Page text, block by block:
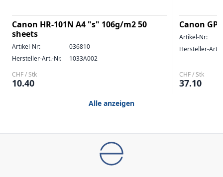
Canon HR-101N A4 "s" 106g/m2 50
sheets
Artikel-Nr:
036810
Hersteller-Art.-Nr.
1033A002
CHF / Stk
10.40
Canon
Artikel-Nr:
Hersteller-Art.-
CHF / Stk
37.10
Alle anzeigen